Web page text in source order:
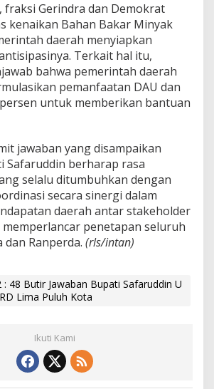
fraksi Gerindra dan Demokrat
kenaikan Bahan Bakar Minyak
daerah menyiapkan
Terkait hal itu,
bahwa pemerintah daerah
pemanfaatan DAU dan
untuk memberikan bantuan
jawaban yang disampaikan
Safaruddin berharap rasa
selalu ditumbuhkan dengan
secara sinergi dalam
daerah antar stakeholder
penetapan seluruh
dan Ranperda. (rls/intan)
: 48 Butir Jawaban Bupati Safaruddin U
Lima Puluh Kota
Ikuti Kami